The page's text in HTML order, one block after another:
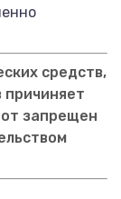
средств,
причиняет
запрещен